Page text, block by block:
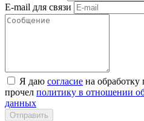
E-mail для связи
Я даю согласие на
прочел политику в отношении
данных
Отправить